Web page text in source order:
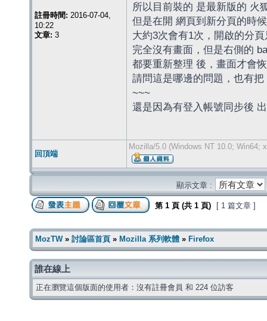
註冊時間: 2016-07-04,
10:22
文章: 3
所以目前裝的 是最新版的 火
但是在開 網頁到新分頁的時候
大約3次會有1次，開啟的分
完全沒有畫面，但是右側的
都要重新整理 後，畫面才會
請問這是哪邊的問題，也有
~~~
還是因為有登入帳號同步後
回頂端
Mozilla/5.0 (Windows NT 10.0; Win64;
顯示文章 :
第 1 頁 (共 1 頁) [ 1 篇文章 ]
MozTW» 討論區首頁 » Mozilla 系列軟體 » Firefox
誰在線上
正在瀏覽這個版面的使用者：沒有註冊會員 和 224 位訪客